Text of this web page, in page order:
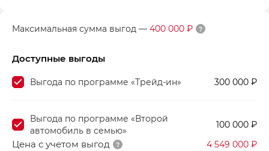
Максимальная сумма выгод — 400 000 ₽
Доступные выгоды
300 000 ₽
Выгода по программе «Трейд-ин»
100 000 ₽
Выгода по программе «Второй
автомобиль в семью»
Цена с учетом выгод 4 549 000 ₽